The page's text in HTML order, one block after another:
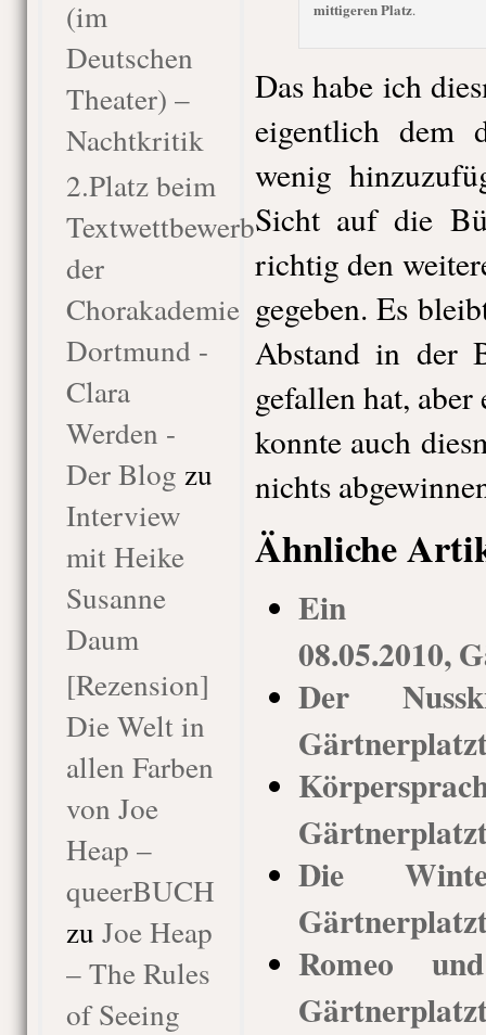
(im
Deutschen
Theater) –
Nachtkritik
2.Platz beim
Textwettbewerb
der
Chorakademie
Dortmund -
Clara
Werden -
Der Blog zu
Interview
mit Heike
Susanne
Daum
[Rezension]
Die Welt in
allen Farben
von Joe
Heap –
queerBUCH
zu Joe Heap
– The Rules
of Seeing
mittigeren Platz.
Das habe ich
eigentlich dem
wenig
Sicht auf die
richtig den
gegeben. Es
Abstand in der
gefallen hat,
konnte auch
nichts
Ähnliche
Ein
08.05.2010,
Der
Die
Romeo